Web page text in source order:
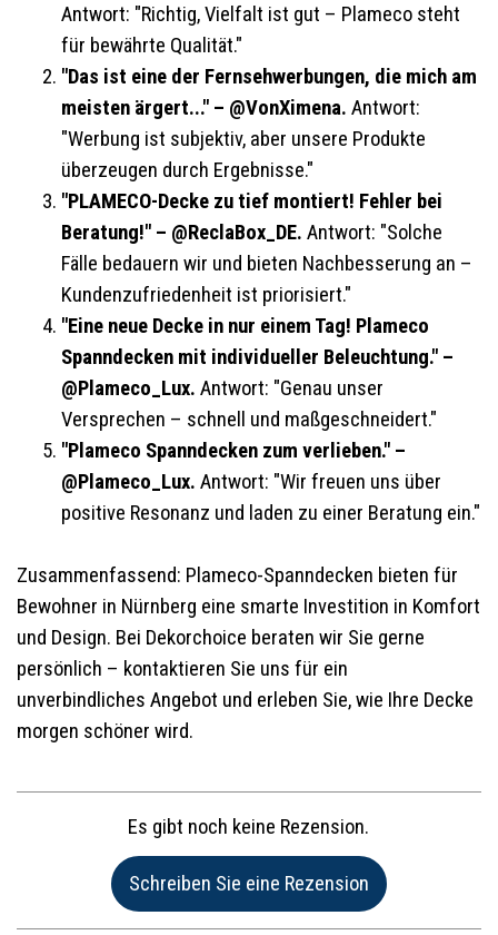
Antwort: "Richtig, Vielfalt ist gut – Plameco steht
für bewährte Qualität."
"Das ist eine der Fernsehwerbungen, die mich am
meisten ärgert..." – @VonXimena. Antwort:
"Werbung ist subjektiv, aber unsere Produkte
überzeugen durch Ergebnisse."
"PLAMECO-Decke zu tief montiert! Fehler bei
Beratung!" – @ReclaBox_DE. Antwort: "Solche
Fälle bedauern wir und bieten Nachbesserung an –
Kundenzufriedenheit ist priorisiert."
"Eine neue Decke in nur einem Tag! Plameco
Spanndecken mit individueller Beleuchtung." –
@Plameco_Lux. Antwort: "Genau unser
Versprechen – schnell und maßgeschneidert."
"Plameco Spanndecken zum verlieben." –
@Plameco_Lux. Antwort: "Wir freuen uns über
positive Resonanz und laden zu einer Beratung ein."
Zusammenfassend: Plameco-Spanndecken bieten für
Bewohner in Nürnberg eine smarte Investition in Komfort
und Design. Bei Dekorchoice beraten wir Sie gerne
persönlich – kontaktieren Sie uns für ein
unverbindliches Angebot und erleben Sie, wie Ihre Decke
morgen schöner wird.
Es gibt noch keine Rezension.